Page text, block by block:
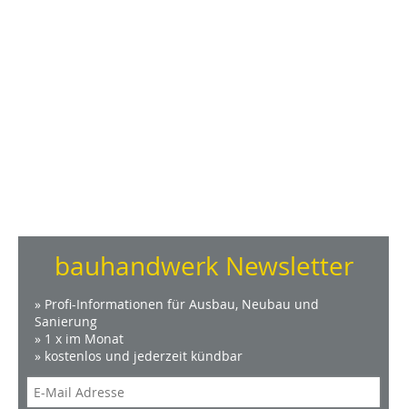
bauhandwerk Newsletter
» Profi-Informationen für Ausbau, Neubau und
Sanierung
» 1 x im Monat
» kostenlos und jederzeit kündbar